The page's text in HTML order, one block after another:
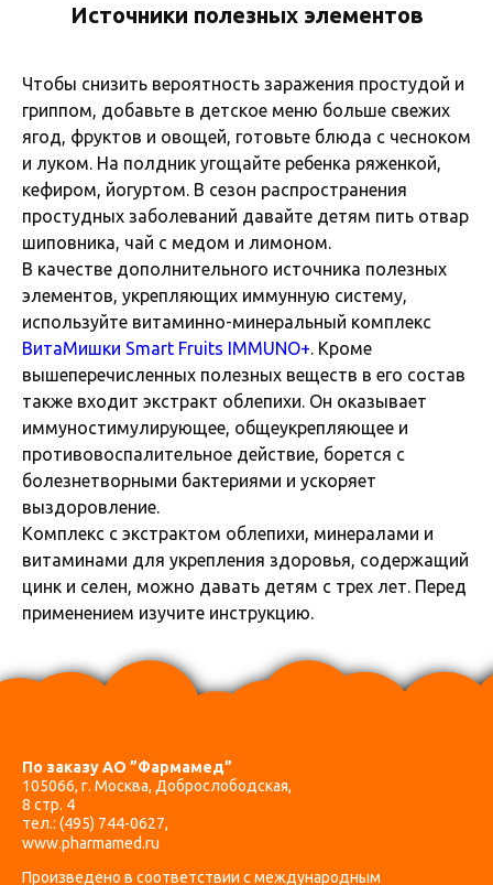
Источники полезных элементов
Чтобы снизить вероятность заражения простудой и
гриппом, добавьте в детское меню больше свежих
ягод, фруктов и овощей, готовьте блюда с чесноком
и луком. На полдник угощайте ребенка ряженкой,
кефиром, йогуртом. В сезон распространения
простудных заболеваний давайте детям пить отвар
шиповника, чай с медом и лимоном.
В качестве дополнительного источника полезных
элементов, укрепляющих иммунную систему,
используйте витаминно-минеральный комплекс
ВитаМишки Smart Fruits IMMUNO+. Кроме
вышеперечисленных полезных веществ в его состав
также входит экстракт облепихи. Он оказывает
иммуностимулирующее, общеукрепляющее и
противовоспалительное действие, борется с
болезнетворными бактериями и ускоряет
выздоровление.
Комплекс с экстрактом облепихи, минералами и
витаминами для укрепления здоровья, содержащий
цинк и селен, можно давать детям с трех лет. Перед
применением изучите инструкцию.
По заказу АО ”Фармамед”
105066, г. Москва, Доброслободская,
8 стр. 4
тел.: (495) 744-0627,
www.pharmamed.ru
Произведено в соответствии с международным